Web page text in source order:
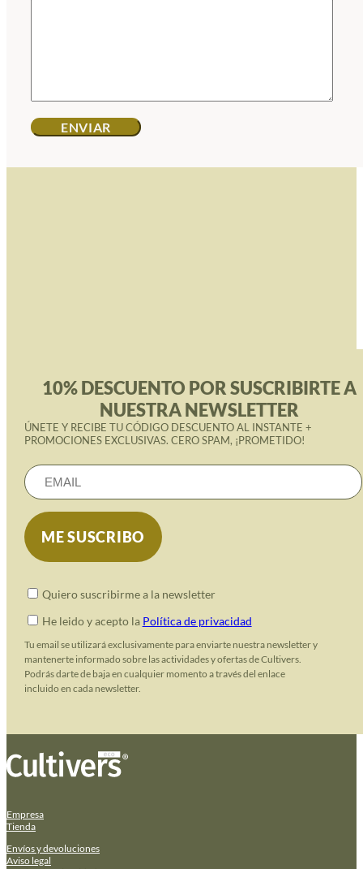
10% DESCUENTO POR SUSCRIBIRTE A
NUESTRA NEWSLETTER
ÚNETE Y RECIBE TU CÓDIGO DESCUENTO AL INSTANTE +
PROMOCIONES EXCLUSIVAS. CERO SPAM, ¡PROMETIDO!
Quiero suscribirme a la newsletter
He leido y acepto la Política de privacidad
Tu email se utilizará exclusivamente para enviarte nuestra newsletter y
mantenerte informado sobre las actividades y ofertas de Cultivers.
Podrás darte de baja en cualquier momento a través del enlace
incluido en cada newsletter.
Empresa
Tienda
Envíos y devoluciones
Aviso legal